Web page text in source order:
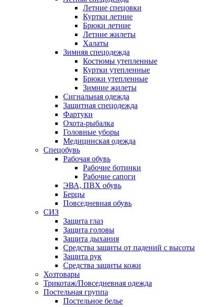
Летние спецовки
Куртки летние
Брюки летние
Летние жилеты
Халаты
Зимняя спецодежда
Костюмы утепленные
Куртки утепленные
Брюки утепленные
Зимние жилеты
Сигнальная одежда
Защитная спецодежда
Фартуки
Охота-рыбалка
Головные уборы
Медицинская одежда
Спецобувь
Рабочая обувь
Рабочие ботинки
Рабочие сапоги
ЭВА, ПВХ обувь
Берцы
Повседневная обувь
СИЗ
Защита глаз
Защита головы
Защита дыхания
Средства защиты от падений с высоты
Защита рук
Средства защиты кожи
Хозтовары
Трикотаж/Повседневная одежда
Постельная группа
Постельное белье